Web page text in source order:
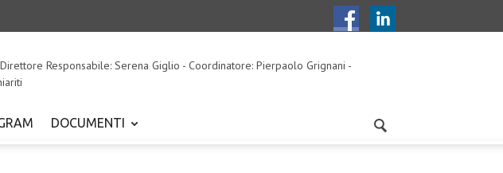
Responsabile: Serena Giglio - Coordinatore: Pierpaolo Grignani -
DOCUMENTI